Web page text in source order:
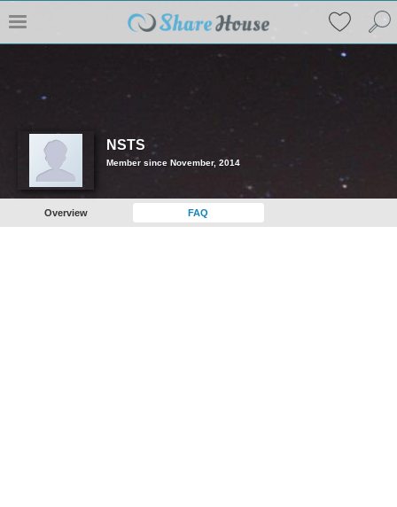
NSTS
Member since November, 2014
Overview FAQ